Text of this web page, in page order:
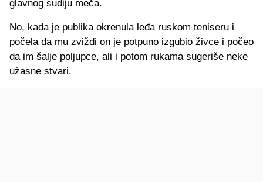
glavnog sudiju meča.
No, kada je publika okrenula leđa ruskom teniseru i
počela da mu zviždi on je potpuno izgubio živce i počeo
da im šalje poljupce, ali i potom rukama sugeriše neke
užasne stvari.